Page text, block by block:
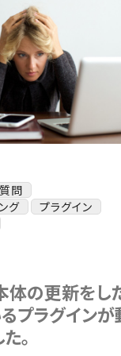
問
グ
プラグイン
体の更新をし
プラグイン
。